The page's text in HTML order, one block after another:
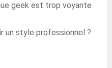
geek est trop voyante
un style professionnel ?